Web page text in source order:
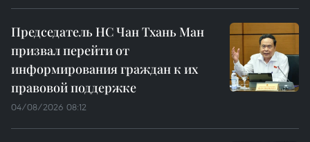
Председатель НС Чан Тхань Ман
призвал перейти от
информирования граждан к их
правовой поддержке
04/08/2026 08:12